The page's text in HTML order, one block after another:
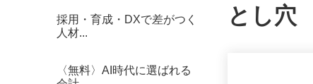
採用・育成・DXで差がつく
人材...
〈無料〉AI時代に選ばれる
とし穴